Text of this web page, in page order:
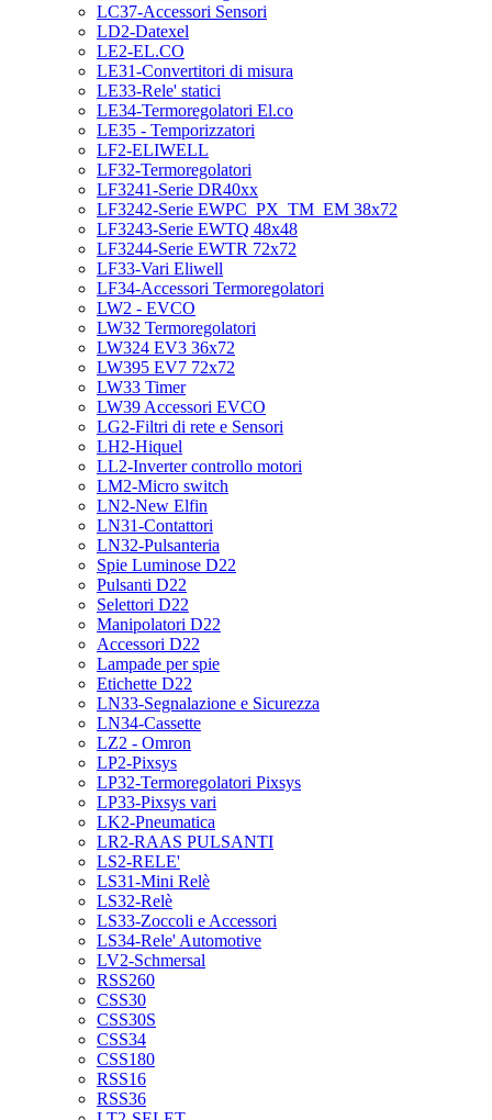
LC37-Accessori Sensori
LD2-Datexel
LE2-EL.CO
LE31-Convertitori di misura
LE33-Rele' statici
LE34-Termoregolatori El.co
LE35 - Temporizzatori
LF2-ELIWELL
LF32-Termoregolatori
LF3241-Serie DR40xx
LF3242-Serie EWPC_PX_TM_EM 38x72
LF3243-Serie EWTQ 48x48
LF3244-Serie EWTR 72x72
LF33-Vari Eliwell
LF34-Accessori Termoregolatori
LW2 - EVCO
LW32 Termoregolatori
LW324 EV3 36x72
LW395 EV7 72x72
LW33 Timer
LW39 Accessori EVCO
LG2-Filtri di rete e Sensori
LH2-Hiquel
LL2-Inverter controllo motori
LM2-Micro switch
LN2-New Elfin
LN31-Contattori
LN32-Pulsanteria
Spie Luminose D22
Pulsanti D22
Selettori D22
Manipolatori D22
Accessori D22
Lampade per spie
Etichette D22
LN33-Segnalazione e Sicurezza
LN34-Cassette
LZ2 - Omron
LP2-Pixsys
LP32-Termoregolatori Pixsys
LP33-Pixsys vari
LK2-Pneumatica
LR2-RAAS PULSANTI
LS2-RELE'
LS31-Mini Relè
LS32-Relè
LS33-Zoccoli e Accessori
LS34-Rele' Automotive
LV2-Schmersal
RSS260
CSS30
CSS30S
CSS34
CSS180
RSS16
RSS36